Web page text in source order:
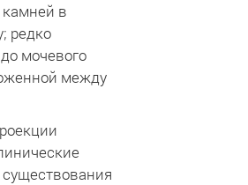
в
редко
мочевого
между